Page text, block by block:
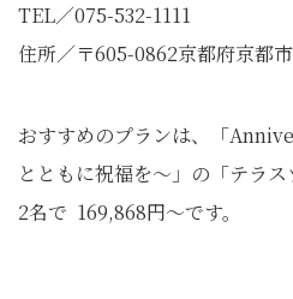
TEL／075-532-1111
住所／〒605-0862京都府京都
おすすめのプランは、「
とともに祝福を～」の「テラス
2名で 169,868円～です。